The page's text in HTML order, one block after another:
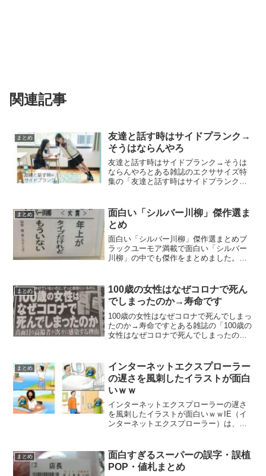
関連記事
まとめ
友達と話す時はサイドプランク→
そうはならんやろ
友達と話す時はサイドプランク→そうは
ならんやろとある雑誌のエクササイズ特
集の「友達と話す時はサイドプランク」
pic.twitter.com/zMLvw3v1dK— たまくわ
(@...
まとめ
面白い「シルバー川柳」傑作選ま
とめ
面白い「シルバー川柳」傑作選まとめブ
ラックユーモア満載で面白い「シルバー
川柳」の中でも傑作をまとめました。こ
(@riiin__taro)...
まとめ
100歳の女性はなぜコロナで死ん
でしまったのか→寿命です
100歳の女性はなぜコロナで死んでしまっ
たのか→寿命ですとある雑誌の「100歳の
女性はなぜコロナで死んでしまったの
ゃないか？🥺 pic.twitter.com/6aZ0...
まとめ
インターネットエクスプローラー
の遅さを風刺したイラストが面白
いｗｗ
インターネットエクスプローラーの遅さ
を風刺したイラストが面白いｗｗIE（イ
ンターネットエクスプローラー）は、他
反響を呼んでいます。IEのスピード超絶
ディスられてて草 p...
まとめ
面白すぎるスーパーの誤字・誤植
POP・値札まとめ